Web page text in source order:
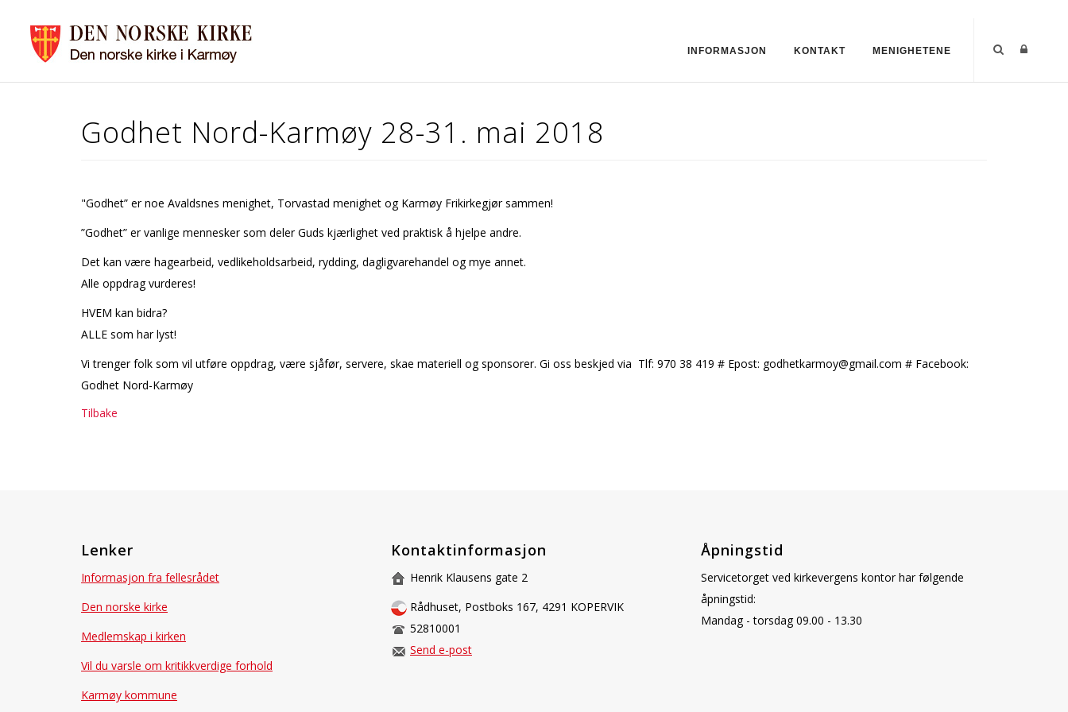
INFORMASJON KONTAKT MENIGHETENE
Godhet Nord-Karmøy 28-31. mai 2018
"Godhet” er noe Avaldsnes menighet, Torvastad menighet og Karmøy Frikirkegjør sammen!
”Godhet” er vanlige mennesker som deler Guds kjærlighet ved praktisk å hjelpe andre.
Det kan være hagearbeid, vedlikeholdsarbeid, rydding, dagligvarehandel og mye annet.
Alle oppdrag vurderes!
HVEM kan bidra?
ALLE som har lyst!
Vi trenger folk som vil utføre oppdrag, være sjåfør, servere, skaffe materiell og sponsorer. Gi oss beskjed via Tlf: 970 38 419 # Epost: godhetkarmoy@gmail.com # Facebook:
Godhet Nord-Karmøy
Tilbake
Lenker
Informasjon fra fellesrådet
Den norske kirke
Medlemskap i kirken
Vil du varsle om kritikkverdige forhold
Karmøy kommune
Kontaktinformasjon
Henrik Klausens gate 2
Rådhuset, Postboks 167, 4291 KOPERVIK
52810001
Send e-post
Åpningstid
Servicetorget ved kirkevergens kontor har følgende
åpningstid:
Mandag - torsdag 09.00 - 13.30